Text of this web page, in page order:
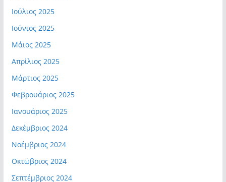
Ιούλιος 2025
Ιούνιος 2025
Μάιος 2025
Απρίλιος 2025
Μάρτιος 2025
Φεβρουάριος 2025
Ιανουάριος 2025
Δεκέμβριος 2024
Νοέμβριος 2024
Οκτώβριος 2024
Σεπτέμβριος 2024